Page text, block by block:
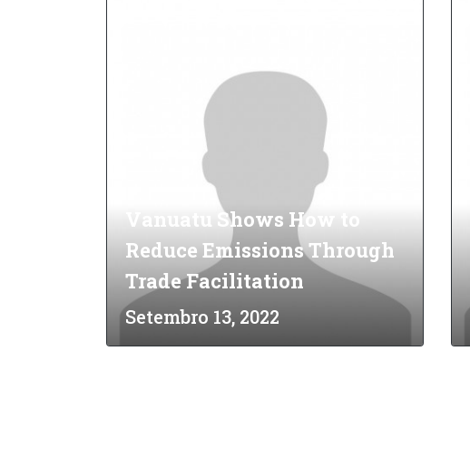
Vanuatu Shows How to
Reduce Emissions Through
Trade Facilitation
Setembro 13, 2022